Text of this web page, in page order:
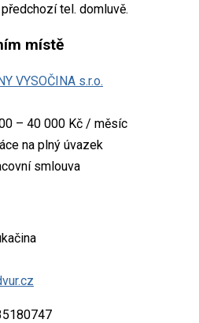
tel. domluvě.
místě
VYSOČINA s.r.o.
– 40 000 Kč / měsíc
na plný úvazek
smlouva